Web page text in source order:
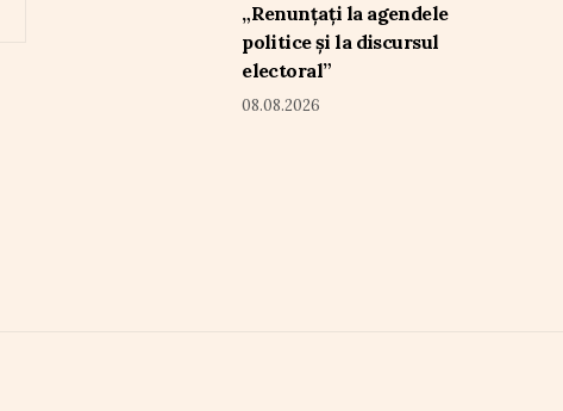
„Renunțați la agendele
politice și la discursul
electoral”
08.08.2026